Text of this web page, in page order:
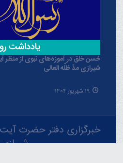
حُسن خلق در آموزه‌های نبوی از منظر
شیرازی مدّ ظلّه العالی
19 شهریور 1404
خبرگزاری دفتر حضرت آیت
شیرازی